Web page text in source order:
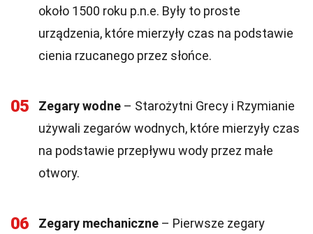
około 1500 roku p.n.e. Były to proste
urządzenia, które mierzyły czas na podstawie
cienia rzucanego przez słońce.
05 Zegary wodne – Starożytni Grecy i Rzymianie
używali zegarów wodnych, które mierzyły czas
na podstawie przepływu wody przez małe
otwory.
06 Zegary mechaniczne – Pierwsze zegary